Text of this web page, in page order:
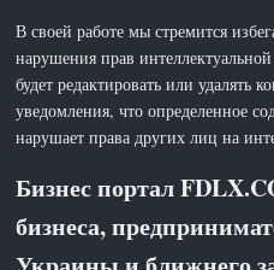
В своей работе мы стремится
нарушения прав
будет редактировать или удалять
уведомления, что определенное
нарушает права других лиц на
Бизнес портал
бизнеса,